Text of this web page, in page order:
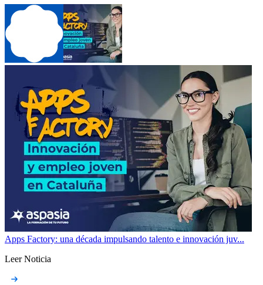
Apps Factory: una década impulsando talento e innovación juv...
Leer Noticia